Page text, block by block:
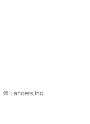
© Lancers,Inc.